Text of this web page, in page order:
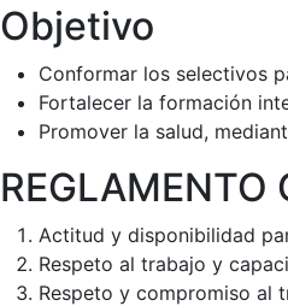
Objetivo
Conformar los selectivos
Fortalecer la formación
Promover la salud,
REGLAMENTO
Actitud y disponibilidad
Respeto al trabajo y
Respeto y compromiso al